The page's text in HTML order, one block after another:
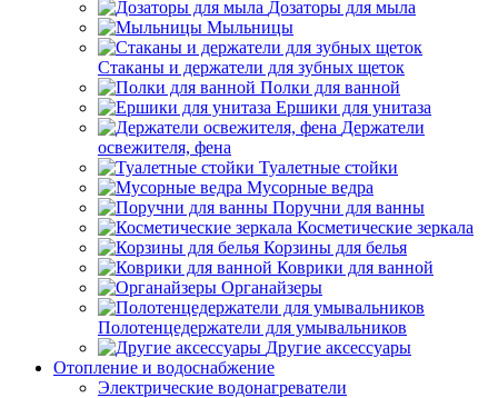
Дозаторы для мыла
Мыльницы
Стаканы и держатели для зубных щеток
Полки для ванной
Ершики для унитаза
Держатели
освежителя, фена
Туалетные стойки
Мусорные ведра
Поручни для ванны
Косметические зеркала
Корзины для белья
Коврики для ванной
Органайзеры
Полотенцедержатели для умывальников
Другие аксессуары
Отопление и водоснабжение
Электрические водонагреватели